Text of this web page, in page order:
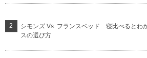
シモンズ Vs. フランスベッド 寝比べるとわ
スの選び方